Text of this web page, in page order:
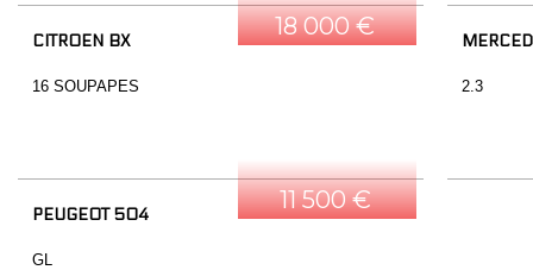
18 000 €
CITROEN BX
16 SOUPAPES 2.3
11 500 €
PEUGEOT 504
GL